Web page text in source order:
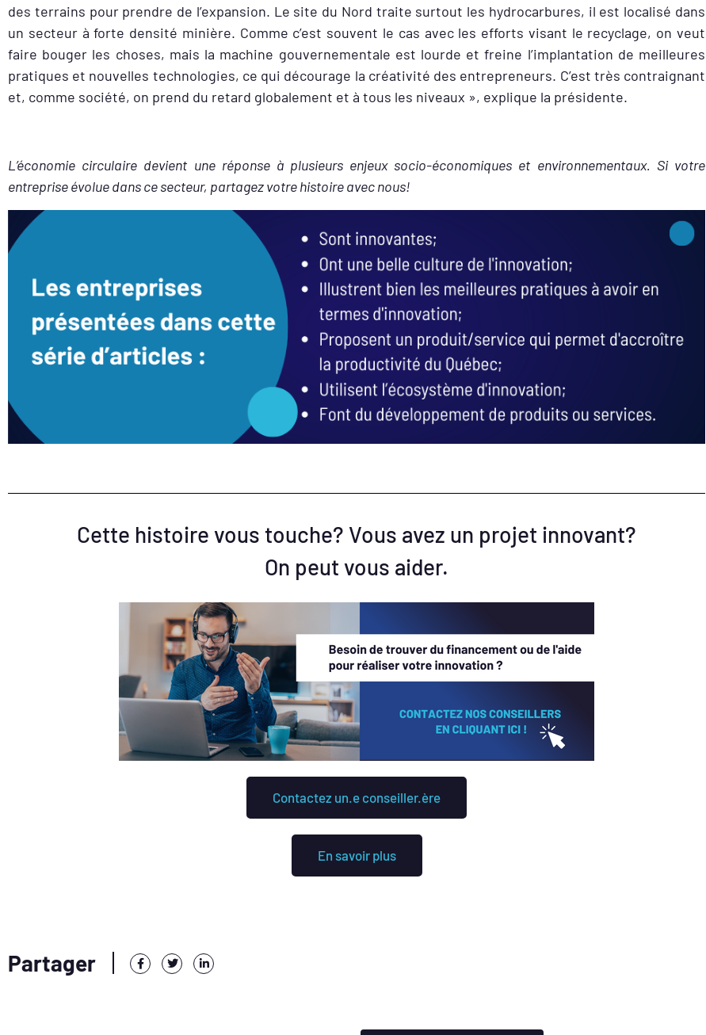
des terrains pour prendre de l’expansion. Le site du Nord traite surtout les hydrocarbures, il est localisé dans
un secteur à forte densité minière. Comme c’est souvent le cas avec les efforts visant le recyclage, on veut
faire bouger les choses, mais la machine gouvernementale est lourde et freine l’implantation de meilleures
pratiques et nouvelles technologies, ce qui décourage la créativité des entrepreneurs. C’est très contraignant
et, comme société, on prend du retard globalement et à tous les niveaux », explique la présidente.
L’économie circulaire devient une réponse à plusieurs enjeux socio-économiques et environnementaux. Si votre
entreprise évolue dans ce secteur, partagez votre histoire avec nous!
Cette histoire vous touche? Vous avez un projet innovant?
On peut vous aider.
Contactez un.e conseiller.ère
En savoir plus
Partager